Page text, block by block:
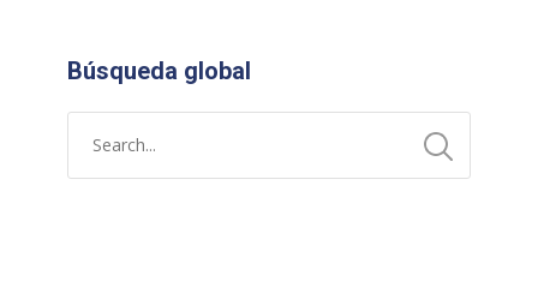
Búsqueda global